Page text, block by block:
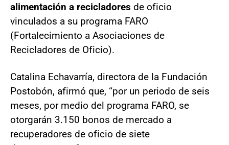
alimentación a recicladores de oficio
vinculados a su programa FARO
(Fortalecimiento a Asociaciones de
Recicladores de Oficio).
Catalina Echavarría, directora de la Fundación
Postobón, afirmó que, “por un periodo de seis
meses, por medio del programa FARO, se
otorgarán 3.150 bonos de mercado a
recuperadores de oficio de siete